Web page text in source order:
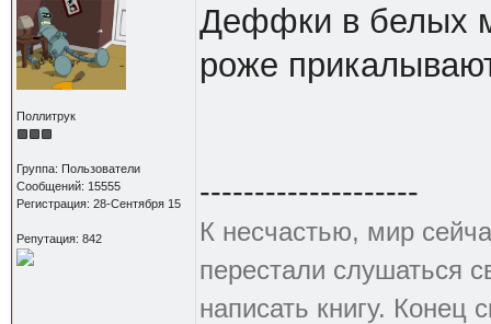
Поллитрук
Группа: Пользователи
Сообщений: 15555
Регистрация: 28-Сентября 15
Репутация: 842
Деффки в белых
роже
--------------------
К несчастью, мир
перестали слушаться
написать книгу. Конец